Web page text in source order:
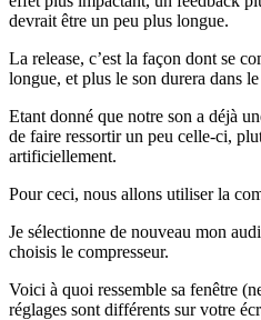
devrait être un peu plus longue.
La release, c’est la façon dont se
longue, et plus le son durera dans
Etant donné que notre son a déjà
de faire ressortir un peu celle-ci,
artificiellement.
Pour ceci, nous allons utiliser la
Je sélectionne de nouveau mon
choisis le compresseur.
Voici à quoi ressemble sa fenêtre
réglages sont différents sur votre